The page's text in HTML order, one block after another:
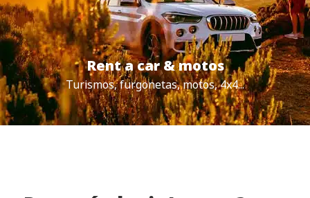
Rent a car & motos
Turismos, furgonetas, motos, 4x4...